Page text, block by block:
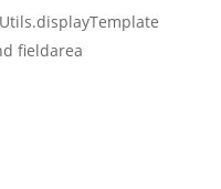
fieldarea